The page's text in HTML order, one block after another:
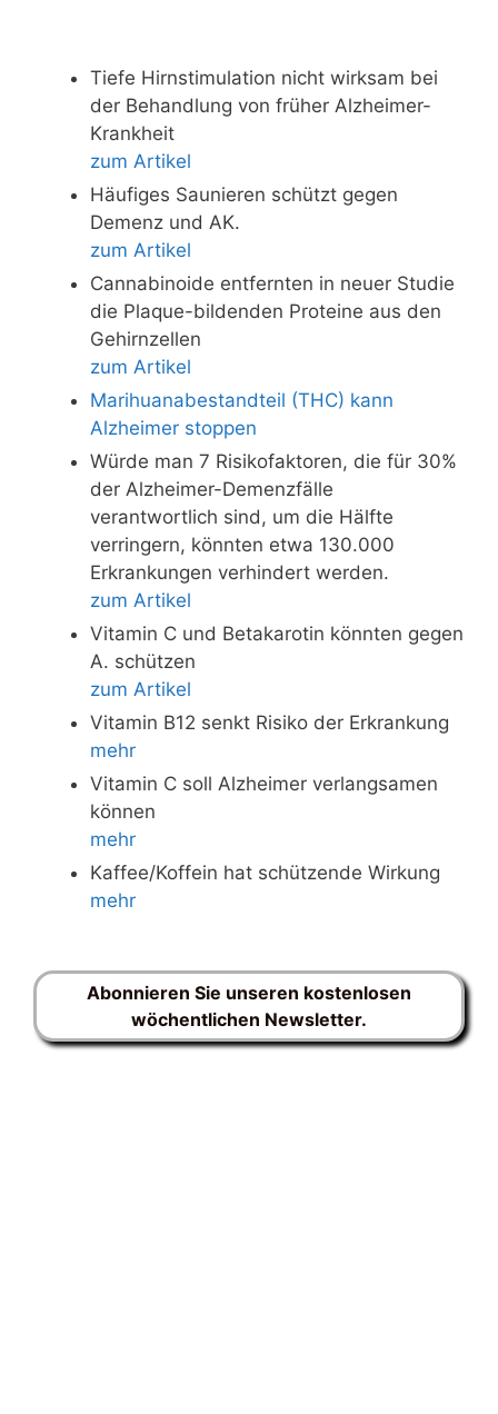
Tiefe Hirnstimulation nicht wirksam bei
der Behandlung von früher Alzheimer-
Krankheit
zum Artikel
Häufiges Saunieren schützt gegen
Demenz und AK.
zum Artikel
Cannabinoide entfernten in neuer Studie
die Plaque-bildenden Proteine aus den
Gehirnzellen
zum Artikel
Marihuanabestandteil (THC) kann
Alzheimer stoppen
Würde man 7 Risikofaktoren, die für 30%
der Alzheimer-Demenzfälle
verantwortlich sind, um die Hälfte
verringern, könnten etwa 130.000
Erkrankungen verhindert werden.
zum Artikel
Vitamin C und Betakarotin könnten gegen
A. schützen
zum Artikel
Vitamin B12 senkt Risiko der Erkrankung
mehr
Vitamin C soll Alzheimer verlangsamen
können
mehr
Kaffee/Koffein hat schützende Wirkung
mehr
Abonnieren Sie unseren kostenlosen
wöchentlichen Newsletter.